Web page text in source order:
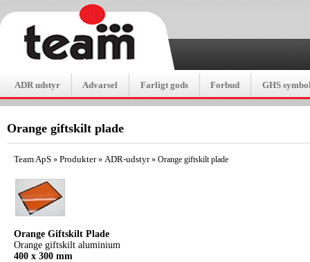
ADR udstyr Advarsel Farligt gods Forbud GHS
Orange giftskilt plade
Team ApS » Produkter» ADR-udstyr» Orange giftskilt plade
Orange Giftskilt Plade
Orange giftskilt aluminium
400 x 300 mm